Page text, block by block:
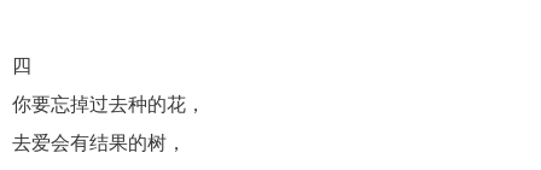
四
你要忘掉过去种的花，
去爱会有结果的树，